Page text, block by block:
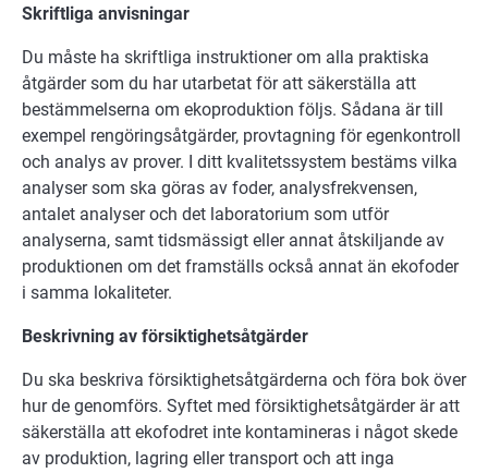
Skriftliga anvisningar
Du måste ha skriftliga instruktioner om alla praktiska
åtgärder som du har utarbetat för att säkerställa att
bestämmelserna om ekoproduktion följs. Sådana är till
exempel rengöringsåtgärder, provtagning för egenkontroll
och analys av prover. I ditt kvalitetssystem bestäms vilka
analyser som ska göras av foder, analysfrekvensen,
antalet analyser och det laboratorium som utför
analyserna, samt tidsmässigt eller annat åtskiljande av
produktionen om det framställs också annat än ekofoder
i samma lokaliteter.
Beskrivning av försiktighetsåtgärder
Du ska beskriva försiktighetsåtgärderna och föra bok över
hur de genomförs. Syftet med försiktighetsåtgärder är att
säkerställa att ekofodret inte kontamineras i något skede
av produktion, lagring eller transport och att inga